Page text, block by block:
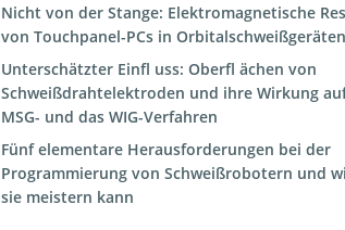
Nicht von der Stange: Elektromagnetische
von Touchpanel-PCs in Orbitalschweißgeräten
Unterschätzter Einfl uss: Oberfl ächen von
Schweißdrahtelektroden und ihre Wirkung
MSG- und das WIG-Verfahren
Fünf elementare Herausforderungen bei der
Programmierung von Schweißrobotern und
sie meistern kann